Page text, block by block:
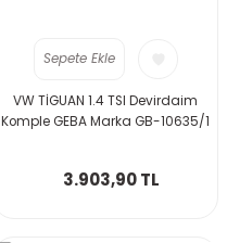
Sepete Ekle
VW TİGUAN 1.4 TSI Devirdaim
Komple GEBA Marka GB-10635/1
3.903,90 TL